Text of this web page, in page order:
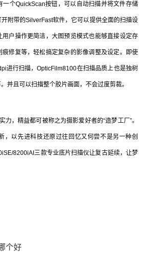
个QuickScan按钮，可以自动扫描并将文件存储
附带的SilverFast软件，它可以提供全面的扫描设
户操作更简洁，大图预览模式也能够直接设定存
修复等，轻松搞定复杂的影像调整及设定。即使
进行扫描，OpticFilm8100在扫描品质上也是独树
并且可以扫描整个胶片画面，不会过度剪裁。
，精益都可被称之为摄影爱好者的“造梦工厂”。
，以先进科技还原过往回忆又何尝不是另一种创
8200iAI三款专业底片扫描仪让复古延续，让梦
个好